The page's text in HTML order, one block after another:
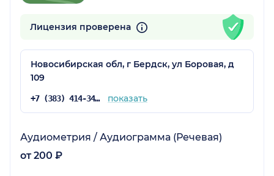
Лицензия проверена
Новосибирская обл, г Бердск, ул Боровая, д
109
+7 (383) 414-34-47 показать
Аудиометрия / Аудиограмма (Речевая)
от 200 ₽